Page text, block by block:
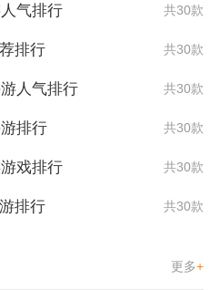
气排行 共30款
排行 共30款
人气排行 共30款
排行 共30款
戏排行 共30款
排行 共30款
更多+